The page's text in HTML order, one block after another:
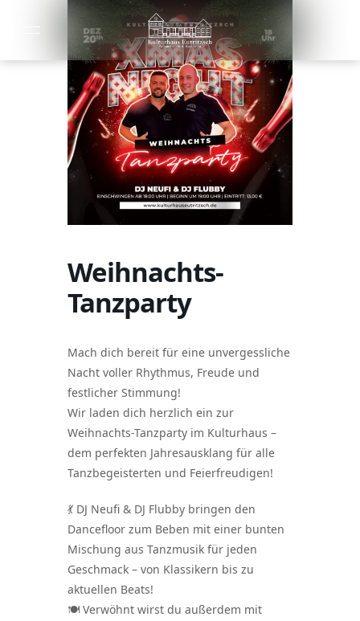
Weihnachts-
Tanzparty
Mach dich bereit für eine unvergessliche
Nacht voller Rhythmus, Freude und
festlicher Stimmung!
Wir laden dich herzlich ein zur
Weihnachts-Tanzparty im Kulturhaus –
dem perfekten Jahresausklang für alle
Tanzbegeisterten und Feierfreudigen!
💃 DJ Neufi & DJ Flubby bringen den
Dancefloor zum Beben mit einer bunten
Mischung aus Tanzmusik für jeden
Geschmack – von Klassikern bis zu
aktuellen Beats!
🍽️ Verwöhnt wirst du außerdem mit